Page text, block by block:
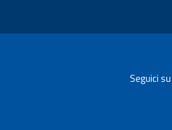
Seguici su